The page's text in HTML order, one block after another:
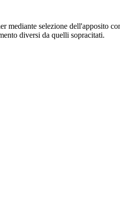
mediante selezione dell'apposito
diversi da quelli sopracitati.